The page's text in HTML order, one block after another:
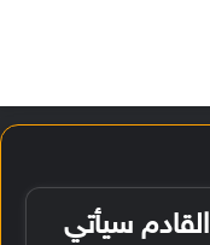
محللون: هاتف آيفون 13 القادم سيأتي